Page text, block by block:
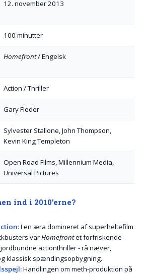
12. november 2013
100 minutter
Homefront/ Engelsk
Action / Thriller
Gary Fleder
Sylvester Stallone, John Thompson,
Kevin King Templeton
Open Road Films, Millennium Media,
Universal Pictures
ind i 2010’erne?
I en æra domineret af superheltefilm
varHomefrontet forfriskende
actionthriller - rå næver,
klassisk spændingsopbygning.
Handlingen om meth-produktion på